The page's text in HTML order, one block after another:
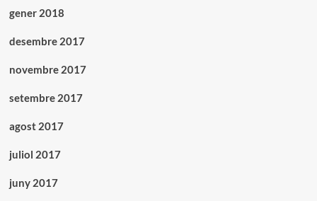
gener 2018
desembre 2017
novembre 2017
setembre 2017
agost 2017
juliol 2017
juny 2017